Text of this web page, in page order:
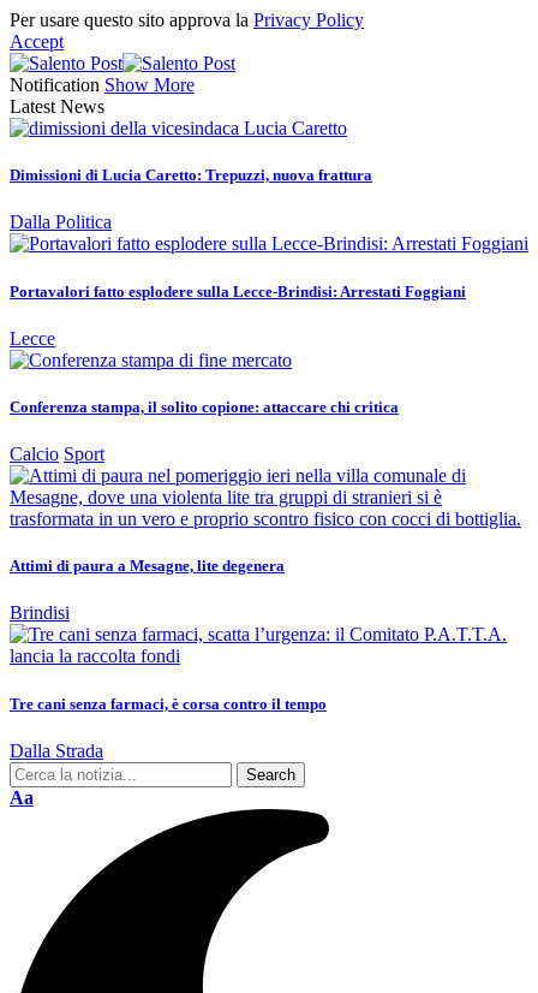
Per usare questo sito approva la Privacy Policy
Accept
Notification Show More
Latest News
Dimissioni di Lucia Caretto: Trepuzzi, nuova frattura
Dalla Politica
Portavalori fatto esplodere sulla Lecce-Brindisi: Arrestati Foggiani
Lecce
Conferenza stampa, il solito copione: attaccare chi critica
Calcio Sport
Attimi di paura a Mesagne, lite degenera
Brindisi
Tre cani senza farmaci, è corsa contro il tempo
Dalla Strada
Aa